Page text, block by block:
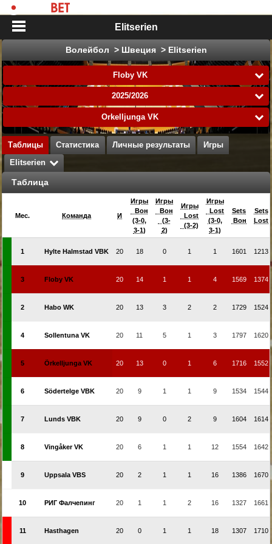
Elitserien
Волейбол > Швеция > Elitserien
Floby VK
2025/2026
Örkelljunga VK
Таблицы Статистика Личные результаты Игры
Elitserien
Таблица
Мес. Команда И
Игры
Вон
(3-0,
3-1)
Игры
Вон
(3-
2)
Игры
Lost
(3-2)
Игры
Lost
(3-0,
3-1)
Sets
Вон
Sets
Lost
1 Hylte Halmstad VBK 20 18 0 1 1 1601 1213
3 Floby VK 20 14 1 1 4 1569 1374
2 Habo WK 20 13 3 2 2 1729 1524
4 Sollentuna VK 20 11 5 1 3 1797 1620
5 Örkelljunga VK 20 13 0 1 6 1716 1552
6 Södertelge VBK 20 9 1 1 9 1534 1544
7 Lunds VBK 20 9 0 2 9 1604 1614
8 Vingåker VK 20 6 1 1 12 1554 1642
9 Uppsala VBS 20 2 1 1 16 1386 1670
10 РИГ Фалчепинг 20 1 1 2 16 1327 1661
11 Hasthagen 20 0 1 1 18 1307 1710